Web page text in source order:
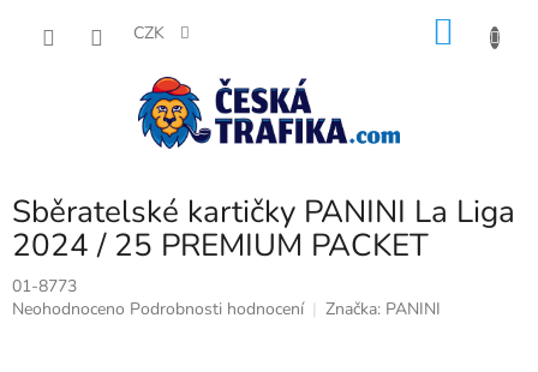
CZK
Sběratelské kartičky PANINI La Liga
2024 / 25 PREMIUM PACKET
01-8773
Průměrné
Neohodnoceno Podrobnosti hodnocení Značka: PANINI